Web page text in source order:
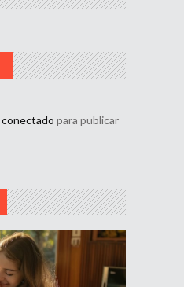
conectado para publicar